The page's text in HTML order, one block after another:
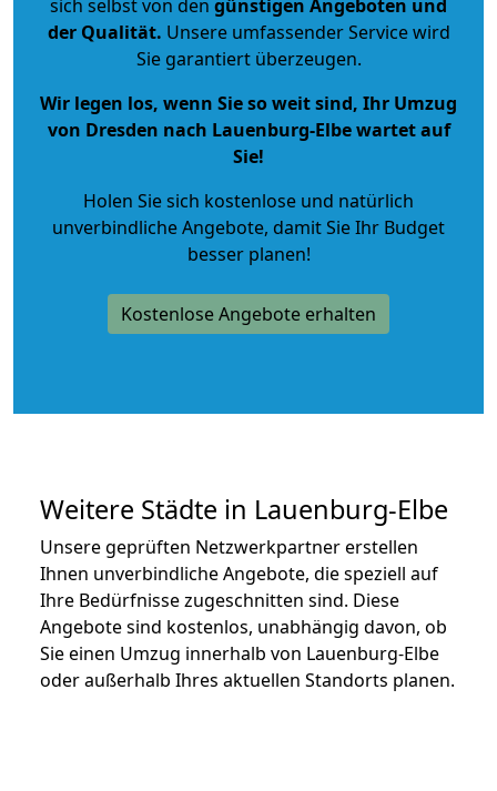
sich selbst von den günstigen Angeboten und
der Qualität. Unsere umfassender Service wird
Sie garantiert überzeugen.
Wir legen los, wenn Sie so weit sind, Ihr Umzug
von Dresden nach Lauenburg-Elbe wartet auf
Sie!
Holen Sie sich kostenlose und natürlich
unverbindliche Angebote, damit Sie Ihr Budget
besser planen!
Kostenlose Angebote erhalten
Weitere Städte in Lauenburg-Elbe
Unsere geprüften Netzwerkpartner erstellen
Ihnen unverbindliche Angebote, die speziell auf
Ihre Bedürfnisse zugeschnitten sind. Diese
Angebote sind kostenlos, unabhängig davon, ob
Sie einen Umzug innerhalb von Lauenburg-Elbe
oder außerhalb Ihres aktuellen Standorts planen.